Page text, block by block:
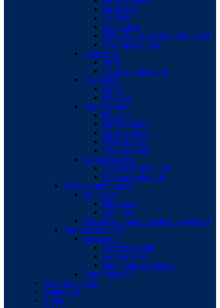
Âm tủ kéo
Cổ điển
Decorative
Kính vác - Kính toa - Kính cong
Máy hút mùi đảo
Lò nướng
Âm tủ
Lò nướng đa năng
Lò vi sóng
Âm tủ
Độc lập
Máy rửa chén
Độc lập
Âm bán phần
Âm toàn phần
Kết hợp bồn
Máy sấy chén
Chậu rửa chén
Chậu rửa chén Inox
Chậu rửa chén đá
Thiết bị ngành nước
Bồn nước
Bồn nhựa
Bồn Inox
Máy nước nóng năng lượng mặt trời
Trang trí nhà cửa
Sơn Jotun
Sơn ngoại thất
Sơn nội thất
Bảng màu sơn Jotun
Tranh trang trí
Cửa hàng gạch
Catalogue
Video